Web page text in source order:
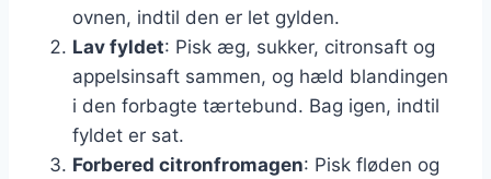
ovnen, indtil den er let gylden.
Lav fyldet: Pisk æg, sukker, citronsaft og
appelsinsaft sammen, og hæld blandingen
i den forbagte tærtebund. Bag igen, indtil
fyldet er sat.
Forbered citronfromagen: Pisk fløden og